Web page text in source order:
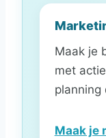
Maak je
met
planning
Maak je